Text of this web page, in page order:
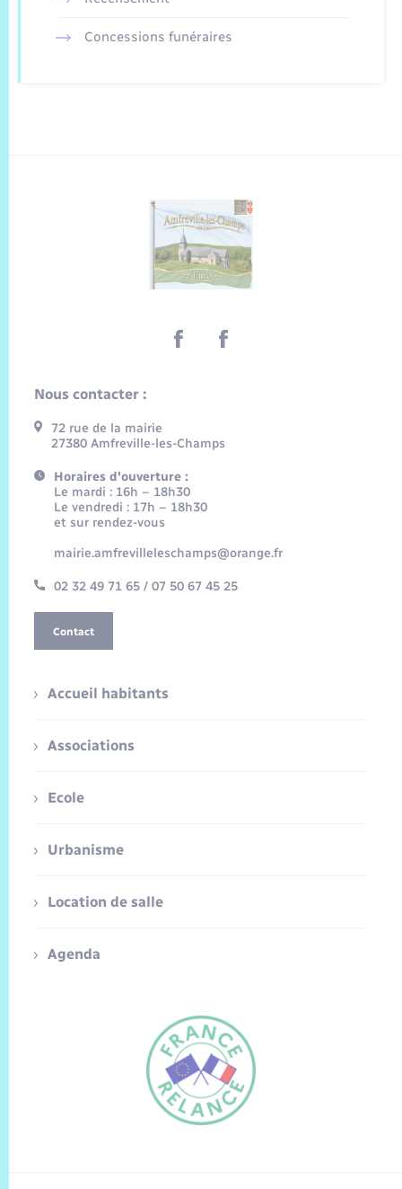
Concessions funéraires
Nous contacter :
72 rue de la mairie
27380 Amfreville-les-Champs
Horaires d'ouverture :
Le mardi : 16h – 18h30
Le vendredi : 17h – 18h30
et sur rendez-vous
mairie.amfrevilleleschamps@orange.fr
02 32 49 71 65 / 07 50 67 45 25
Contact
Accueil habitants
Associations
Ecole
Urbanisme
Location de salle
Agenda